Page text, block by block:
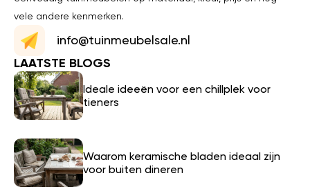
vele andere kenmerken.
info@tuinmeubelsale.nl
LAATSTE BLOGS
Ideale ideeën voor een chillplek voor
tieners
Waarom keramische bladen ideaal zijn
voor buiten dineren